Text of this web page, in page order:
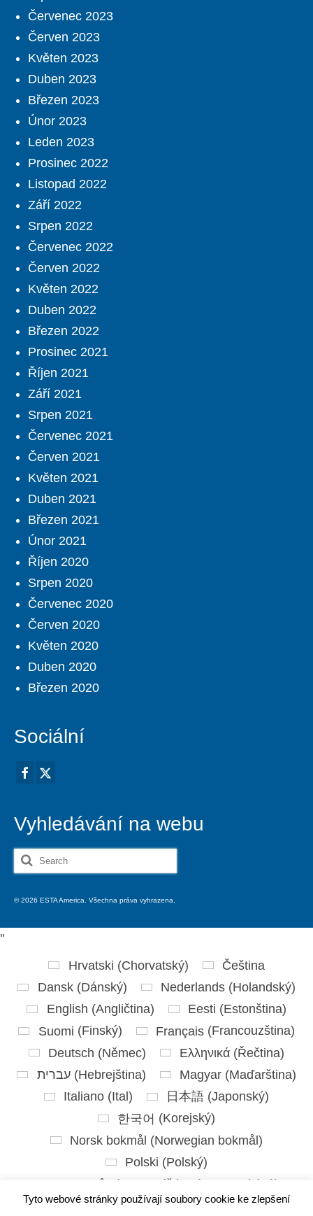
Červenec 2023
Červen 2023
Květen 2023
Duben 2023
Březen 2023
Únor 2023
Leden 2023
Prosinec 2022
Listopad 2022
Září 2022
Srpen 2022
Červenec 2022
Červen 2022
Květen 2022
Duben 2022
Březen 2022
Prosinec 2021
Říjen 2021
Září 2021
Srpen 2021
Červenec 2021
Červen 2021
Květen 2021
Duben 2021
Březen 2021
Únor 2021
Říjen 2020
Srpen 2020
Červenec 2020
Červen 2020
Květen 2020
Duben 2020
Březen 2020
Sociální
Vyhledávání na webu
Search
for:
© 2026 ESTA America. Všechna práva vyhrazena.
Tyto webové stránky používají soubory cookie ke zlepšení
''
Hrvatski (Chorvatský)
Čeština
Dansk(Dánský) Nederlands(Holandský)
English (Angličtina) Eesti (Estonština)
Suomi (Finský) Français(Francouzština)
Deutsch (Němec) Ελληνικά (Řečtina)
עברית(Hebrejština) Magyar(Maďarština)
Italiano (Ital ) 日本語 (Japonský)
한국어 (Korejský)
Norsk bokmål (Norwegian bokmål)
Polski (Polský)
Português
(Portugalština ( Portugalsko))
Slovenčina(Slovenština)